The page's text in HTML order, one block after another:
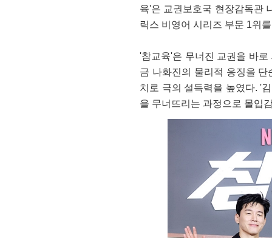
육'은 교권보호국 현장감독관
릭스 비영어 시리즈 부문 1위
'참교육'은 무너진 교권을 바
금 나화진의 물리적 응징을
치로 극의 설득력을 높였다. '
을 무너뜨리는 과정으로 몰입